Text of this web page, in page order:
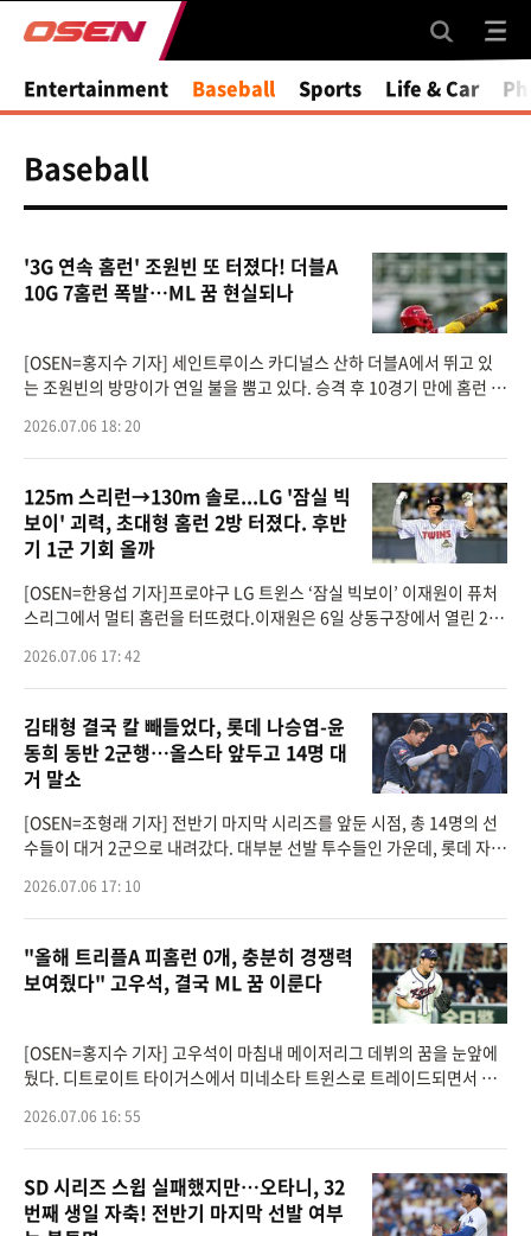
Entertainment Baseball Sports Life & Car
Baseball
'3G 연속 홈런' 조원빈 또 터졌다! 더블A
10G 7홈런 폭발…ML 꿈 현실되나
[OSEN=홍지수 기자] 세인트루이스 카디널스 산하 더블A에서 뛰고 있
는 조원빈의 방망이가 연일 불을 뿜고 있다. 승격 후 10경기 만에 홈런 7
하 한국시간) 미국
2026.07.06 18: 20
125m 스리런→130m 솔로...LG '잠실 빅
보이' 괴력, 초대형 홈런 2방 터졌다. 후반
기 1군 기회 올까
[OSEN=한용섭 기자]프로야구 LG 트윈스 ‘잠실 빅보이’ 이재원이 퓨처
스리그에서 멀티 홈런을 터뜨렸다.이재원은 6일 상동구장에서 열린 202
안타 2홈런 4
2026.07.06 17: 42
김태형 결국 칼 빼들었다, 롯데 나승엽-윤
동희 동반 2군행…올스타 앞두고 14명 대
거 말소
[OSEN=조형래 기자] 전반기 마지막 시리즈를 앞둔 시점, 총 14명의 선
수들이 대거 2군으로 내려갔다. 대부분 선발 투수들인 가운데, 롯데 자이
가 없는 월요일 엔
2026.07.06 17: 10
"올해 트리플A 피홈런 0개, 충분히 경쟁력
보여줬다" 고우석, 결국 ML 꿈 이룬다
[OSEN=홍지수 기자] 고우석이 마침내 메이저리그 데뷔의 꿈을 눈앞에
뒀다. 디트로이트 타이거스에서 미네소타 트윈스로 트레이드되면서 빅
게 됐다.미네소
2026.07.06 16: 55
SD 시리즈 스윕 실패했지만…오타니, 32
번째 생일 자축! 전반기 마지막 선발 여부